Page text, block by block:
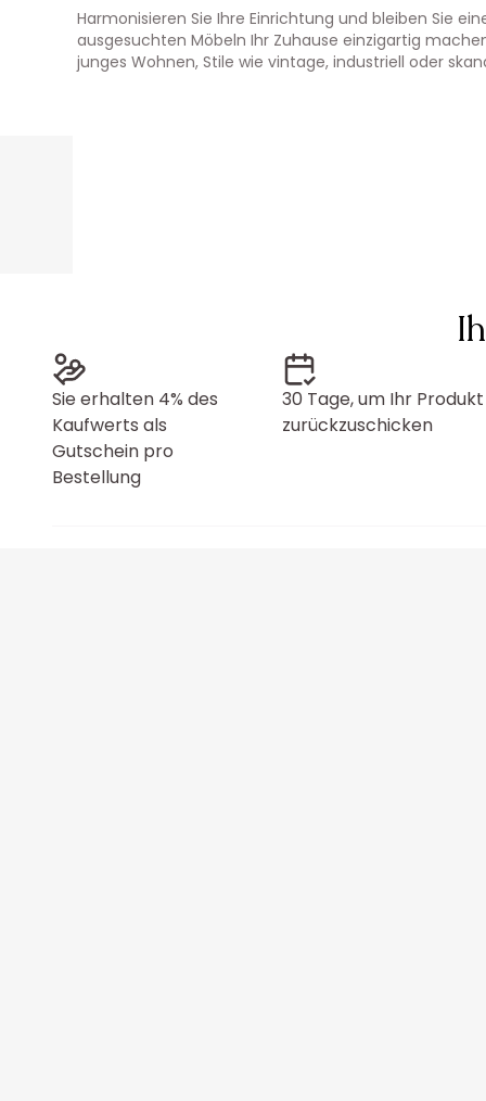
Harmonisieren Sie Ihre Einrichtung und bleiben Sie
ausgesuchten Möbeln Ihr Zuhause einzigartig
junges Wohnen, Stile wie vintage, industriell oder
Sie erhalten 4% des
Kaufwerts als
Gutschein pro
Bestellung
30 Tage, um Ihr Produkt
zurückzuschicken